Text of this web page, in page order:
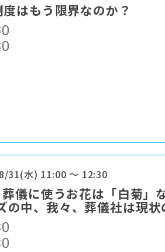
度はもう限界なのか？
0
0
31(水) 11:00 ～ 12:30
葬儀に使うお花は「白菊」
の中、我々、葬儀社は現
0
0